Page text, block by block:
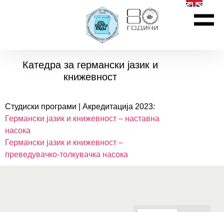
Катедра за германски јазик и
книжевност
Студиски програми | Акредитација 2023:
Германски јазик и книжевност – наставна
насока
Германски јазик и книжевност –
преведувачко-толкувачка насока